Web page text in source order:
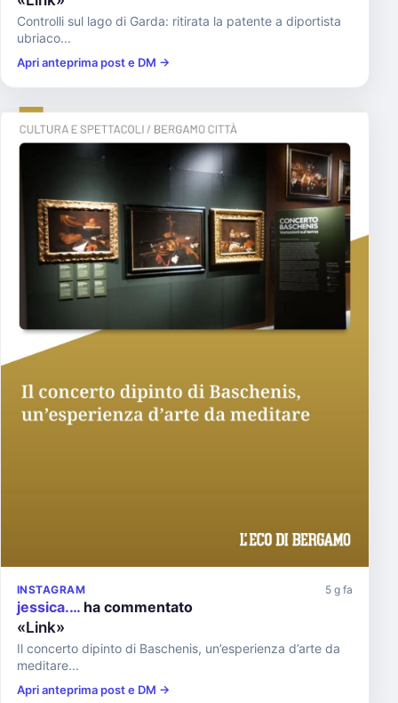
Controlli sul lago di Garda: ritirata la patente a diportista
ubriaco...
Apri anteprima post e DM →
INSTAGRAM 5 g fa
jessica.… ha commentato
«Link»
Il concerto dipinto di Baschenis, un’esperienza d’arte da
meditare...
Apri anteprima post e DM →